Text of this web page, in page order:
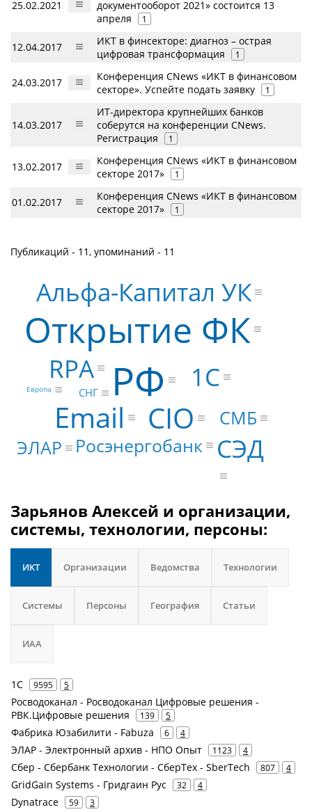
25.02.2021
документооборот 2021» состоится 13
апреля
1
12.04.2017
ИКТ в финсекторе: диагноз – острая
цифровая трансформация
1
24.03.2017
Конференция CNews «ИКТ в финансовом
секторе». Успейте подать заявку
1
14.03.2017
ИТ-директора крупнейших банков
соберутся на конференции CNews.
Регистрация
1
13.02.2017
Конференция CNews «ИКТ в финансовом
секторе 2017»
1
01.02.2017
Конференция CNews «ИКТ в финансовом
секторе 2017»
1
Публикаций - 11, упоминаний - 11
РФ
Открытие ФК
Email CIO
1С
Альфа-Капитал УК
RPA
СЭД
ЭЛАР Росэнергобанк
СМБ
СНГ
Европа
Зарьянов Алексей и организации,
системы, технологии, персоны:
ИКТ Организации Ведомства Технологии
Системы Персоны География Статьи
ИАА
1С 9595 5
Росводоканал - Росводоканал Цифровые решения -
РВК.Цифровые решения
139 5
Фабрика Юзабилити - Fabuza 6 4
ЭЛАР - Электронный архив - НПО Опыт 1123 4
Сбер - Сбербанк Технологии - СберТех - SberTech 807 4
GridGain Systems - Гридгаин Рус 32 4
Dynatrace 59 3